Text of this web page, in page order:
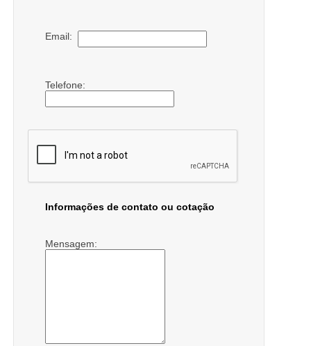
Email:
Telefone:
Informações de contato ou cotação
Mensagem: